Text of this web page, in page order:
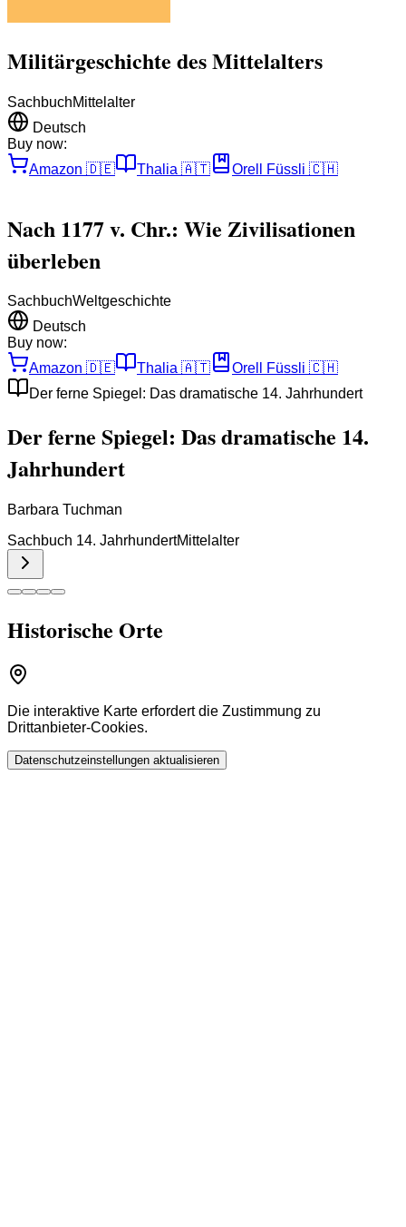
Militärgeschichte des Mittelalters
SachbuchMittelalter
Deutsch
Buy now:
Amazon 🇩🇪 Thalia 🇦🇹 Orell Füssli 🇨🇭
Nach 1177 v. Chr.: Wie Zivilisationen
überleben
SachbuchWeltgeschichte
Deutsch
Buy now:
Amazon 🇩🇪 Thalia 🇦🇹 Orell Füssli 🇨🇭
Der ferne Spiegel: Das dramatische 14. Jahrhundert
Der ferne Spiegel: Das dramatische 14.
Jahrhundert
Barbara Tuchman
Sachbuch 14. JahrhundertMittelalter
Historische Orte
Die interaktive Karte erfordert die Zustimmung zu
Drittanbieter-Cookies.
Datenschutzeinstellungen aktualisieren